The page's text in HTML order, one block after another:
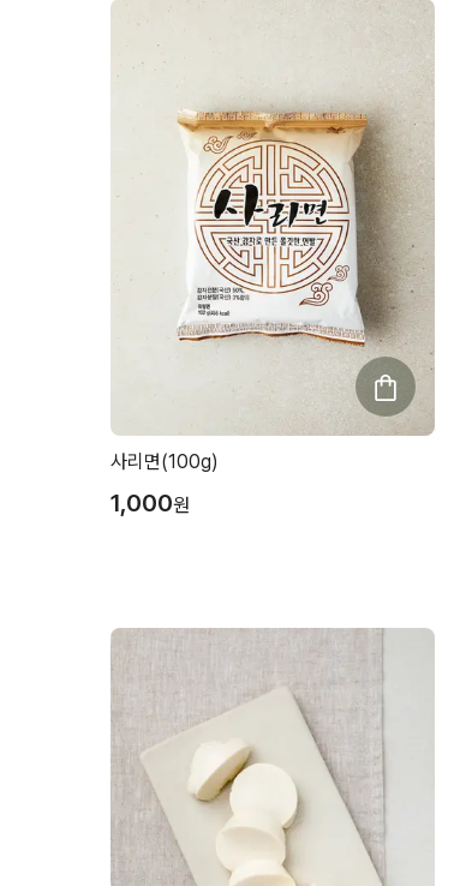
사리면(100g)
1,000원